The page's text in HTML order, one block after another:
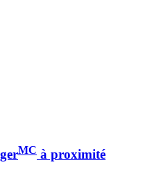
MC à proximité